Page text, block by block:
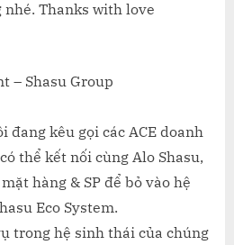
nhé. Thanks with love
– Shasu Group
đang kêu gọi các ACE doanh
thể kết nối cùng Alo Shasu,
hàng & SP để bỏ vào hệ
Eco System.
trong hệ sinh thái của chúng